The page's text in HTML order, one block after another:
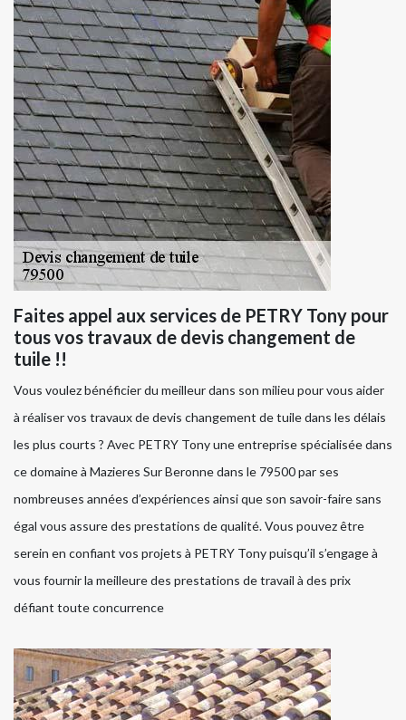
Faites appel aux services de PETRY Tony pour
tous vos travaux de devis changement de
tuile !!
Vous voulez bénéficier du meilleur dans son milieu pour vous aider
à réaliser vos travaux de devis changement de tuile dans les délais
les plus courts ? Avec PETRY Tony une entreprise spécialisée dans
ce domaine à Mazieres Sur Beronne dans le 79500 par ses
nombreuses années d’expériences ainsi que son savoir-faire sans
égal vous assure des prestations de qualité. Vous pouvez être
serein en confiant vos projets à PETRY Tony puisqu’il s’engage à
vous fournir la meilleure des prestations de travail à des prix
défiant toute concurrence